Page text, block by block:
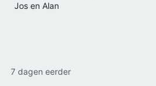
Jos en Alan
7 dagen eerder